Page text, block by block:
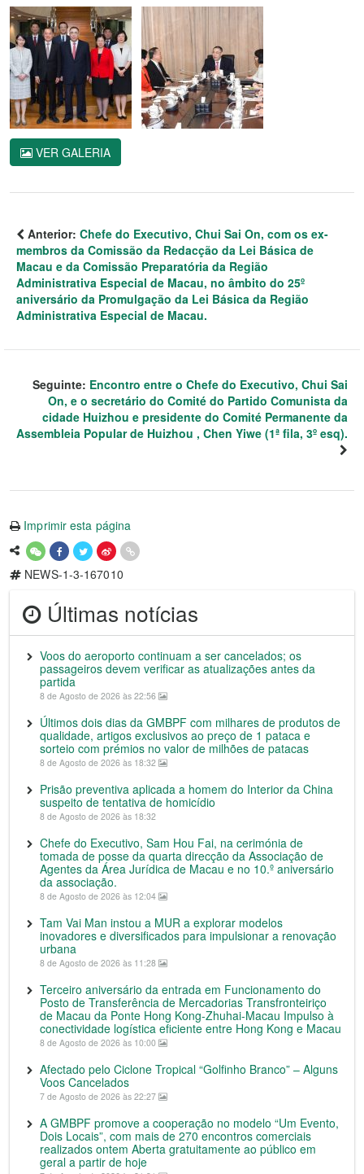
VER GALERIA
Anterior: Chefe do Executivo, Chui Sai On, com os ex-
membros da Comissão da Redacção da Lei Básica de
Macau e da Comissão Preparatória da Região
Administrativa Especial de Macau, no âmbito do 25º
aniversário da Promulgação da Lei Básica da Região
Administrativa Especial de Macau.
Seguinte: Encontro entre o Chefe do Executivo, Chui Sai
On, e o secretário do Comité do Partido Comunista da
cidade Huizhou e presidente do Comité Permanente da
Assembleia Popular de Huizhou , Chen Yiwe (1ª fila, 3º esq).
Imprimir esta página
NEWS-1-3-167010
Últimas notícias
Voos do aeroporto continuam a ser cancelados; os
passageiros devem verificar as atualizações antes da
partida
8 de Agosto de 2026 às 22:56
Últimos dois dias da GMBPF com milhares de produtos de
qualidade, artigos exclusivos ao preço de 1 pataca e
sorteio com prémios no valor de milhões de patacas
8 de Agosto de 2026 às 18:32
Prisão preventiva aplicada a homem do Interior da China
suspeito de tentativa de homicídio
8 de Agosto de 2026 às 18:32
Chefe do Executivo, Sam Hou Fai, na cerimónia de
tomada de posse da quarta direcção da Associação de
Agentes da Área Jurídica de Macau e no 10.º aniversário
da associação.
8 de Agosto de 2026 às 12:04
Tam Vai Man instou a MUR a explorar modelos
inovadores e diversificados para impulsionar a renovação
urbana
8 de Agosto de 2026 às 11:28
Terceiro aniversário da entrada em Funcionamento do
Posto de Transferência de Mercadorias Transfronteiriço
de Macau da Ponte Hong Kong-Zhuhai-Macau Impulso à
conectividade logística eficiente entre Hong Kong e Macau
8 de Agosto de 2026 às 10:00
Afectado pelo Ciclone Tropical “Golfinho Branco” – Alguns
Voos Cancelados
7 de Agosto de 2026 às 22:27
A GMBPF promove a cooperação no modelo “Um Evento,
Dois Locais”, com mais de 270 encontros comerciais
realizados ontem Aberta gratuitamente ao público em
geral a partir de hoje